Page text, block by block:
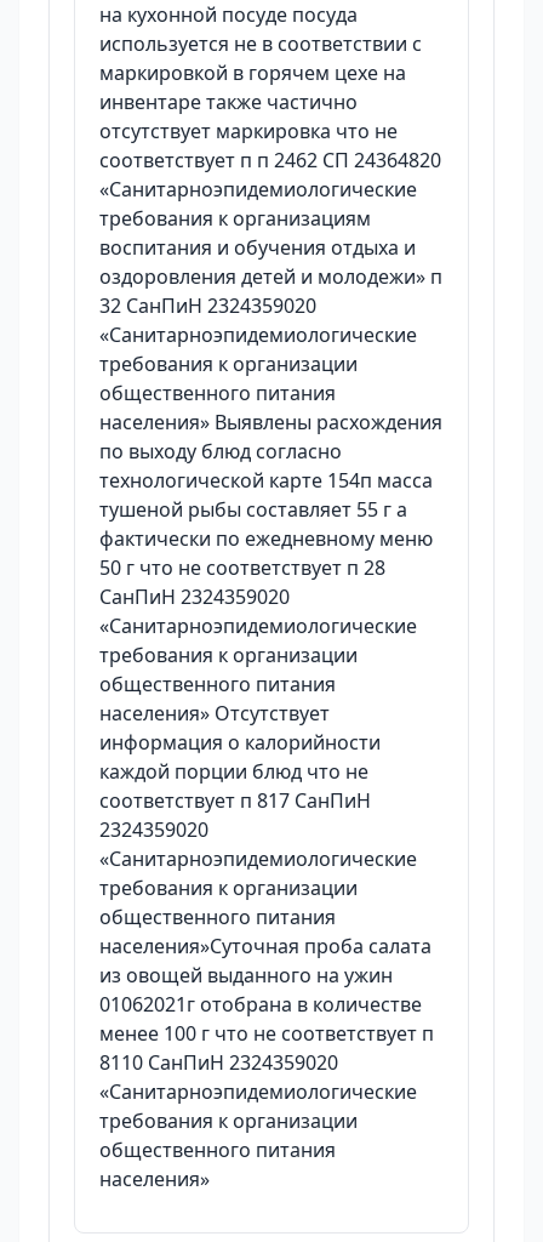
на кухонной посуде посуда
используется не в соответствии с
маркировкой в горячем цехе на
инвентаре также частично
отсутствует маркировка что не
соответствует п п 2462 СП 24364820
«Санитарноэпидемиологические
требования к организациям
воспитания и обучения отдыха и
оздоровления детей и молодежи» п
32 СанПиН 2324359020
«Санитарноэпидемиологические
требования к организации
общественного питания
населения» Выявлены расхождения
по выходу блюд согласно
технологической карте 154п масса
тушеной рыбы составляет 55 г а
фактически по ежедневному меню
50 г что не соответствует п 28
СанПиН 2324359020
«Санитарноэпидемиологические
требования к организации
общественного питания
населения» Отсутствует
информация о калорийности
каждой порции блюд что не
соответствует п 817 СанПиН
2324359020
«Санитарноэпидемиологические
требования к организации
общественного питания
населения»Суточная проба салата
из овощей выданного на ужин
01062021г отобрана в количестве
менее 100 г что не соответствует п
8110 СанПиН 2324359020
«Санитарноэпидемиологические
требования к организации
общественного питания
населения»